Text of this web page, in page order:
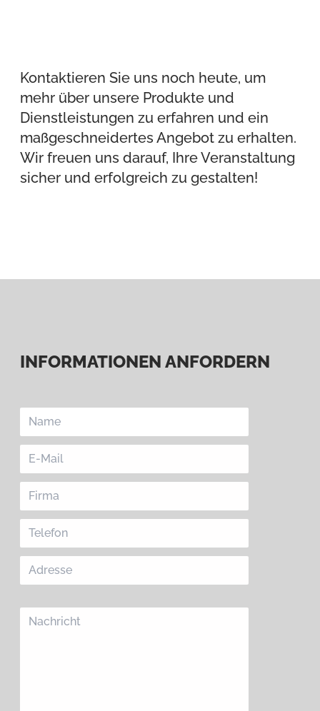
Kontaktieren Sie uns noch heute, um
mehr über unsere Produkte und
Dienstleistungen zu erfahren und ein
maßgeschneidertes Angebot zu erhalten.
Wir freuen uns darauf, Ihre Veranstaltung
sicher und erfolgreich zu gestalten!
INFORMATIONEN ANFORDERN